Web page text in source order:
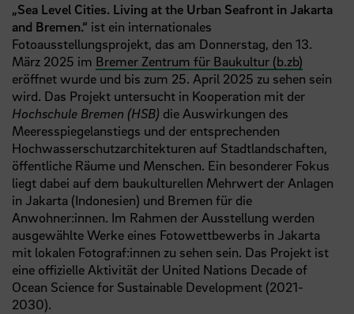
„Sea Level Cities. Living at the Urban Seafront in Jakarta
and Bremen.“ ist ein internationales
Fotoausstellungsprojekt, das am Donnerstag, den 13.
März 2025 im Bremer Zentrum für Baukultur (b.zb)
eröffnet wurde und bis zum 25. April 2025 zu sehen sein
wird. Das Projekt untersucht in Kooperation mit der
Hochschule Bremen (HSB) die Auswirkungen des
Meeresspiegelanstiegs und der entsprechenden
Hochwasserschutzarchitekturen auf Stadtlandschaften,
öffentliche Räume und Menschen. Ein besonderer Fokus
liegt dabei auf dem baukulturellen Mehrwert der Anlagen
in Jakarta (Indonesien) und Bremen für die
Anwohner:innen. Im Rahmen der Ausstellung werden
ausgewählte Werke eines Fotowettbewerbs in Jakarta
mit lokalen Fotograf:innen zu sehen sein. Das Projekt ist
eine offizielle Aktivität der United Nations Decade of
Ocean Science for Sustainable Development (2021-
2030).